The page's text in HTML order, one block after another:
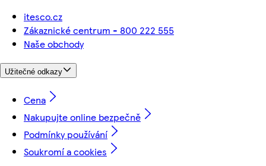
itesco.cz
Zákaznické centrum - 800 222 555
Naše obchody
Užitečné odkazy
Cena
Nakupujte online bezpečně
Podmínky používání
Soukromí a cookies